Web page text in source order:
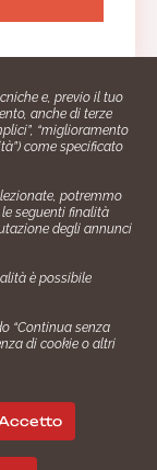
s.r.l.
73140386/89/I
SNR
marketing
e, previo il tuo
anche di terze
“miglioramento
come specificato
potremmo
seguenti finalità
degli annunci
è possibile
“Continua senza
di cookie o altri